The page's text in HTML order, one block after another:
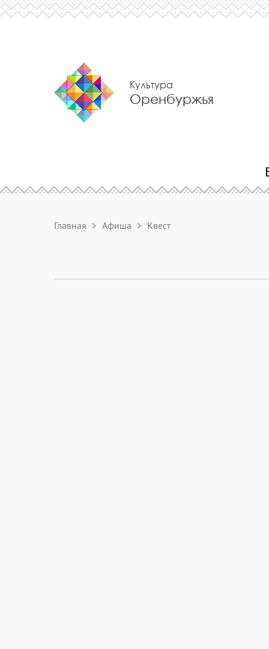
Культура
Оренбуржья
Главная Афиша Квест